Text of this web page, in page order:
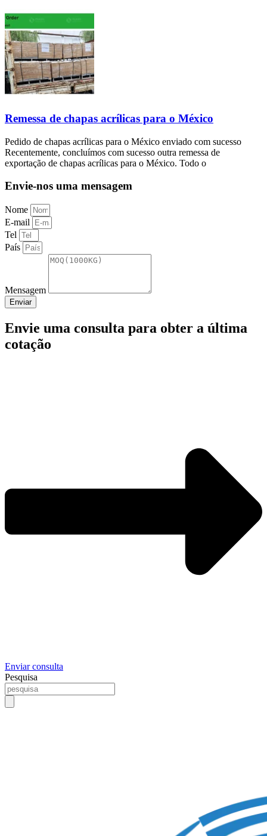
Remessa de chapas acrílicas para o México
Pedido de chapas acrílicas para o México enviado com sucesso
Recentemente, concluímos com sucesso outra remessa de
exportação de chapas acrílicas para o México. Todo o
Envie-nos uma mensagem
Nome
E-mail
Tel
País
Mensagem
Enviar
Envie uma consulta para obter a última
cotação
Enviar consulta
Pesquisa